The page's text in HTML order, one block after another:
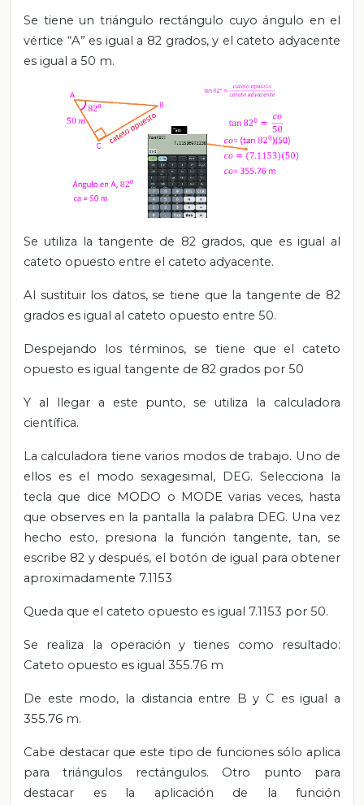
Se tiene un triángulo rectángulo cuyo ángulo en el
vértice “A” es igual a 82 grados, y el cateto adyacente
es igual a 50 m.
Se utiliza la tangente de 82 grados, que es igual al
cateto opuesto entre el cateto adyacente.
Al sustituir los datos, se tiene que la tangente de 82
grados es igual al cateto opuesto entre 50.
Despejando los términos, se tiene que el cateto
opuesto es igual tangente de 82 grados por 50
Y al llegar a este punto, se utiliza la calculadora
científica.
La calculadora tiene varios modos de trabajo. Uno de
ellos es el modo sexagesimal, DEG. Selecciona la
tecla que dice MODO o MODE varias veces, hasta
que observes en la pantalla la palabra DEG. Una vez
hecho esto, presiona la función tangente, tan, se
escribe 82 y después, el botón de igual para obtener
aproximadamente 7.1153
Queda que el cateto opuesto es igual 7.1153 por 50.
Se realiza la operación y tienes como resultado:
Cateto opuesto es igual 355.76 m
De este modo, la distancia entre B y C es igual a
355.76 m.
Cabe destacar que este tipo de funciones sólo aplica
para triángulos rectángulos. Otro punto para
destacar es la aplicación de la función